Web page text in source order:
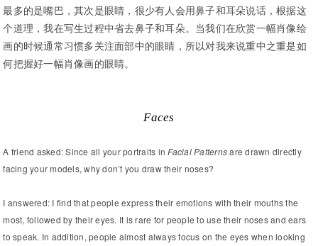
最多的是嘴巴，其次是眼睛，很少有人会用鼻子和耳朵说话，根据这
个道理，我在写生过程中省去鼻子和耳朵。当我们在欣赏一幅肖像绘
画的时候通常习惯多关注面部中的眼睛，所以对我来说重中之重是如
何把握好一幅肖像画的眼睛。
Faces
A friend asked: Since all your portraits inFacial Patternsare drawn directly
facing your models, why don’t you draw their noses?
I answered: I find that people express their emotions with their mouths the
most, followed by their eyes. It is rare for people to use their noses and ears
to speak. In addition, people almost always focus on the eyes when looking